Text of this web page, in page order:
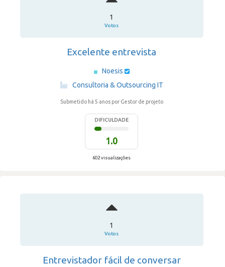
1
Votos
Excelente entrevista
Noesis
·
Consultoria & Outsourcing IT
Submetido há 5 anos por Gestor de projeto
DIFICULDADE
1.0
602 visualizações
1
Votos
Entrevistador fácil de conversar